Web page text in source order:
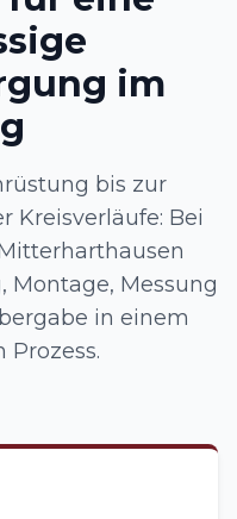
im
bis zur
Kreisverläufe: Bei
Messung
in einem